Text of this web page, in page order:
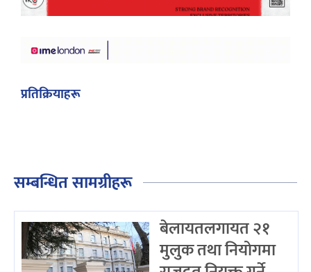
प्रतिक्रियाहरू
सम्बन्धित सामग्रीहरू
बेलायतलगायत २१
मुलुक तथा नियोगमा